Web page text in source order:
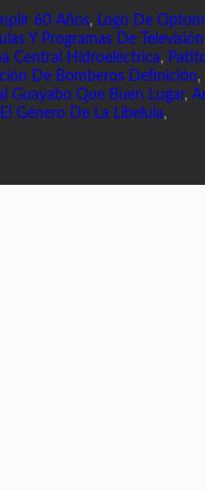
60 Años, Logo De
Y Programas De Televisión
Central Hidroeléctrica,
De Bomberos Definición,
Guayabo Que Buen Lugar,
Género De La Libelula,